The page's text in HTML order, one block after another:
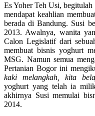
Es Yoher Teh Usi,
mendapat keahlian
berada di Bandung. Susi
2013. Awalnya, wanita
Calon Legislatif dari
membuat bisnis yoghurt
MSG. Namun semua
Pertanian Bogor ini
kaki melangkah, kita
yoghurt yang telah ia
akhirnya Susi memulai
2014.